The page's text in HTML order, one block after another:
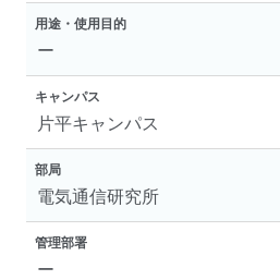
用途・使用目的
ー
キャンパス
片平キャンパス
部局
電気通信研究所
管理部署
ー